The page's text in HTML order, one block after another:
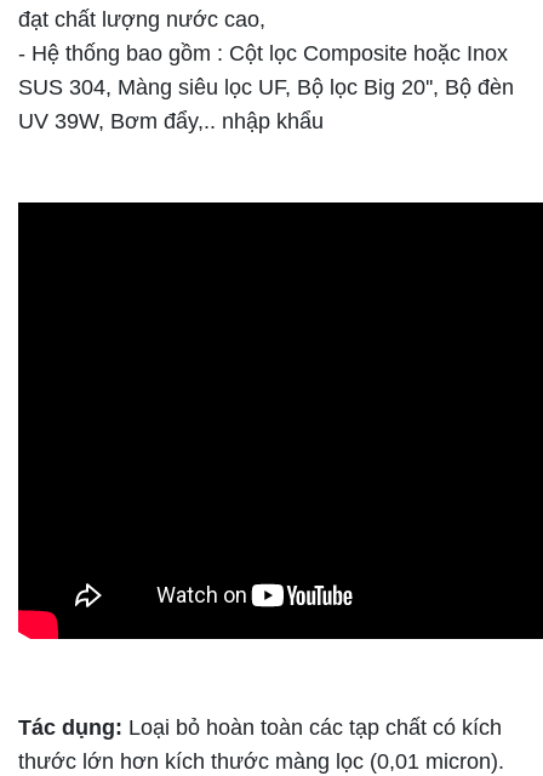
đạt chất lượng nước cao,
- Hệ thống bao gồm : Cột lọc Composite hoặc Inox
SUS 304, Màng siêu lọc UF, Bộ lọc Big 20'', Bộ đèn
UV 39W, Bơm đẩy,.. nhập khẩu
Tác dụng: Loại bỏ hoàn toàn các tạp chất có kích
thước lớn hơn kích thước màng lọc (0,01 micron).